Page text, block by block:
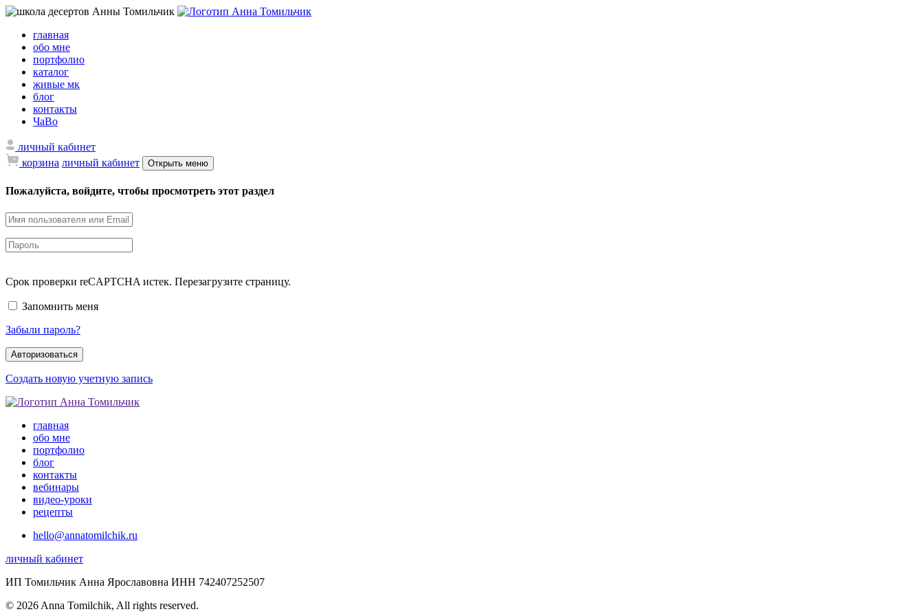
главная
обо мне
портфолио
каталог
живые мк
блог
контакты
ЧаВо
личный кабинет
корзина личный кабинет Открыть меню
Пожалуйста, войдите, чтобы просмотреть этот раздел
Срок проверки reCAPTCHA истек. Перезагрузите страницу.
Запомнить меня
Забыли пароль?
Создать новую учетную запись
главная
обо мне
портфолио
блог
контакты
вебинары
видео-уроки
рецепты
hello@annatomilchik.ru
личный кабинет
ИП Томильчик Анна Ярославовна ИНН 742407252507
© 2026 Anna Tomilchik, All rights reserved.